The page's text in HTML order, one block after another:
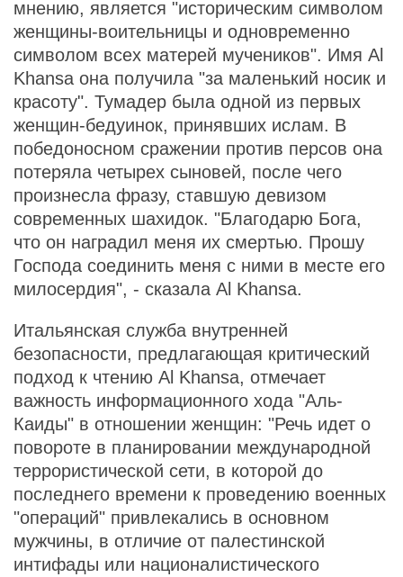
мнению, является "историческим символом
женщины-воительницы и одновременно
символом всех матерей мучеников". Имя Al
Khansa она получила "за маленький носик и
красоту". Тумадер была одной из первых
женщин-бедуинок, принявших ислам. В
победоносном сражении против персов она
потеряла четырех сыновей, после чего
произнесла фразу, ставшую девизом
современных шахидок. "Благодарю Бога,
что он наградил меня их смертью. Прошу
Господа соединить меня с ними в месте его
милосердия", - сказала Al Khansa.
Итальянская служба внутренней
безопасности, предлагающая критический
подход к чтению Al Khansa, отмечает
важность информационного хода "Аль-
Каиды" в отношении женщин: "Речь идет о
повороте в планировании международной
террористической сети, в которой до
последнего времени к проведению военных
"операций" привлекались в основном
мужчины, в отличие от палестинской
интифады или националистического